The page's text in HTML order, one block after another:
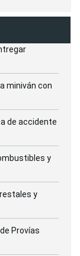
miniván con
de accidente
y
y
Provías